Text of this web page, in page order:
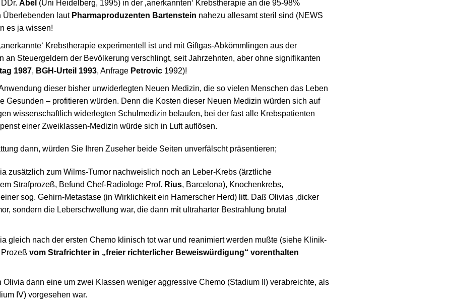
Abel (Uni Heidelberg, 1995) in der ‚anerkannten‘ Krebstherapie an die 95-98%
Überlebenden laut Pharmaproduzenten Bartenstein nahezu allesamt steril sind (NEWS
es ja wissen!
Krebstherapie experimentell ist und mit Giftgas-Abkömmlingen aus der
an Steuergeldern der Bevölkerung verschlingt, seit Jahrzehnten, aber ohne signifikanten
1987, BGH-Urteil 1993, Anfrage Petrovic1992)!
dieser bisher unwiderlegten Neuen Medizin, die so vielen Menschen das Leben
Gesunden – profitieren würden. Denn die Kosten dieser Neuen Medizin würden sich auf
wissenschaftlich widerlegten Schulmedizin belaufen, bei der fast alle Krebspatienten
einer Zweiklassen-Medizin würde sich in Luft auflösen.
dann, würden Sie Ihren Zuseher beide Seiten unverfälscht präsentieren;
zusätzlich zum Wilms-Tumor nachweislich noch an Leber-Krebs (ärztliche
Strafprozeß, Befund Chef-Radiologe Prof. Rius, Barcelona), Knochenkrebs,
sog. Gehirn-Metastase (in Wirklichkeit ein Hamerscher Herd) litt. Daß Olivias ‚dicker
sondern die Leberschwellung war, die dann mit ultraharter Bestrahlung brutal
gleich nach der ersten Chemo klinisch tot war und reanimiert werden mußte (siehe Klinik-
vom Strafrichter in „freier richterlicher Beweiswürdigung“ vorenthalten
dann eine um zwei Klassen weniger aggressive Chemo (Stadium II) verabreichte, als
IV) vorgesehen war.